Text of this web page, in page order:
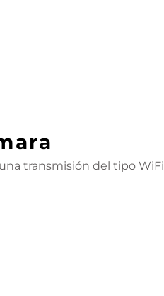
transmisión del tipo WiFi